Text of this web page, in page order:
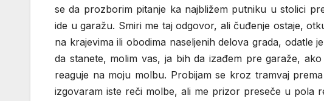
se da prozborim pitanje ka najbližem putniku u stolici
ide u garažu. Smiri me taj odgovor, ali čuđenje ostaje,
na krajevima ili obodima naseljenih delova grada,
da stanete, molim vas, ja bih da izađem pre garaže,
reaguje na moju molbu. Probijam se kroz tramvaj
izgovaram iste reči molbe, ali me prizor preseče u pola